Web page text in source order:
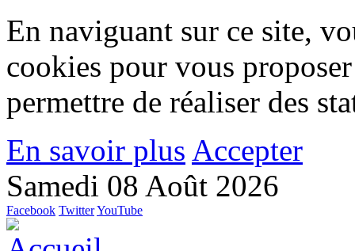
En naviguant sur ce site,
cookies pour vous
permettre de réaliser des
En savoir plus Accepter
Samedi 08 Août 2026
Facebook TwitterYouTube